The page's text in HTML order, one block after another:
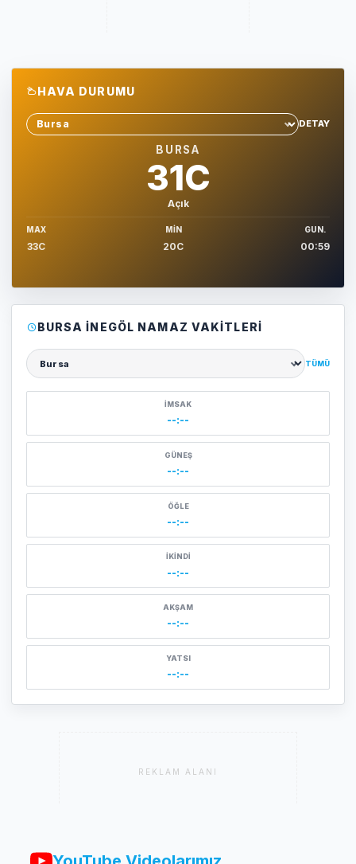
HAVA DURUMU
Sehir sec
DETAY
BURSA
31C
Açık
MAX
33C
MIN
20C
GUN.
00:59
BURSA İNEGÖL NAMAZ VAKITLERI
Şehir seçin
TÜMÜ
İMSAK
--:--
GÜNEŞ
--:--
ÖĞLE
--:--
İKINDI
--:--
AKŞAM
--:--
YATSI
--:--
REKLAM ALANI